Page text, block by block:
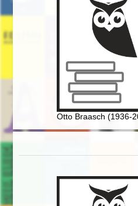
Otto Braasch (1936-